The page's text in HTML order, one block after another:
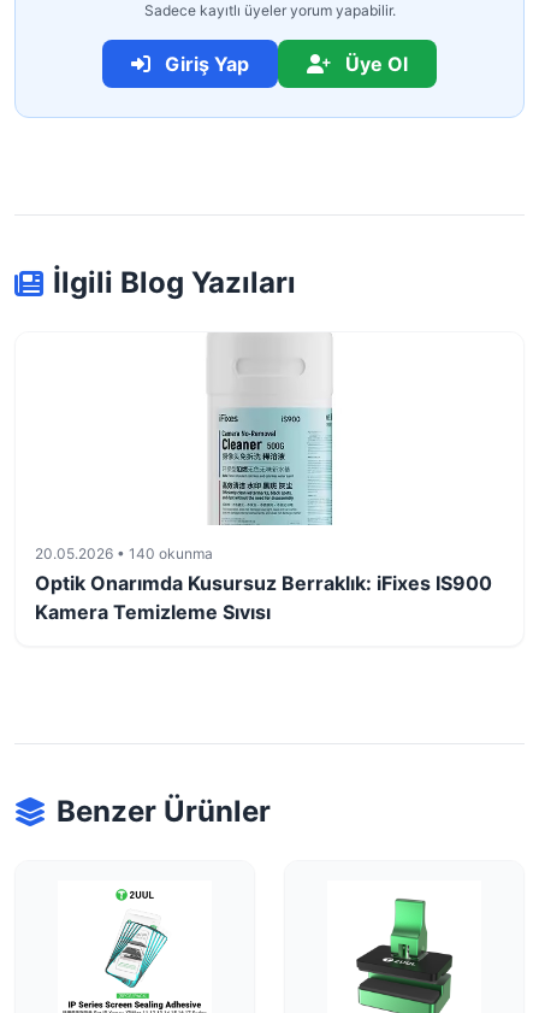
Sadece kayıtlı üyeler yorum yapabilir.
Giriş Yap Üye Ol
İlgili Blog Yazıları
20.05.2026 • 140 okunma
Optik Onarımda Kusursuz Berraklık: iFixes IS900
Kamera Temizleme Sıvısı
Benzer Ürünler